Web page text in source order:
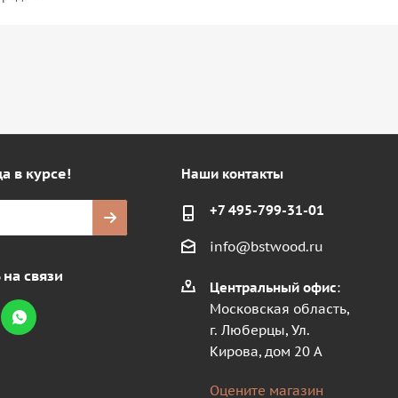
в курсе!
связи
Наши контакты
+7 495-799-31-01
info@bstwood.ru
Центральный офис:
Московская область,
г. Люберцы, Ул.
Кирова, дом 20 А
Оцените магазин